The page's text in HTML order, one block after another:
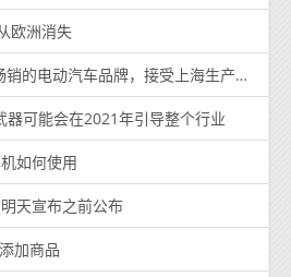
欧洲消失
汽车品牌，接受上海生产的Model Y SUV的订单
器可能会在2021年引导整个行业
如何使用
天宣布之前公布
加商品